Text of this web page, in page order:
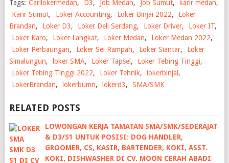
Tags: Carilokermedan, D3, Job Medan, Job Sumut, karir medan,
Karir Sumut, Loker Accounting, Loker Binjai 2022,
Loker
Brandan, Loker D3, Loker Deli Serdang, Loker Driver, Loker IT,
Loker Karo, Loker Langkat, Loker Medan, Loker Medan 2022,
Loker Perbaungan, Loker Sei Rampah, Loker Siantar,
Loker
Simalungun, loker SMA, Loker Tapsel , Loker Tebing Tinggi,
Loker Tebing Tinggi 2022, Loker Tehnik, lokerbinjai,
LokerBrandan, lokerbumn, lokerd3, SMA/SMK
RELATED POSTS
LOWONGAN KERJA TAMATAN SMA/SMK/SEDERAJAT
& D3/S1 UNTUK POSISI: DOG HANDLER,
GROOMER, CS, KASIR, BARTENDER, KOKI, ASST.
KOKI, DISHWASHER DI CV. MOON CERAH ABADI